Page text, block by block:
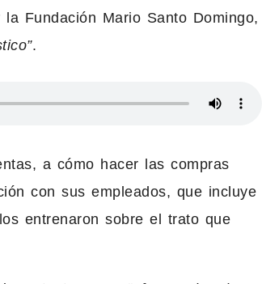
Fundación Mario Santo Domingo,
.
a cómo hacer las compras
con sus empleados, que incluye
entrenaron sobre el trato que